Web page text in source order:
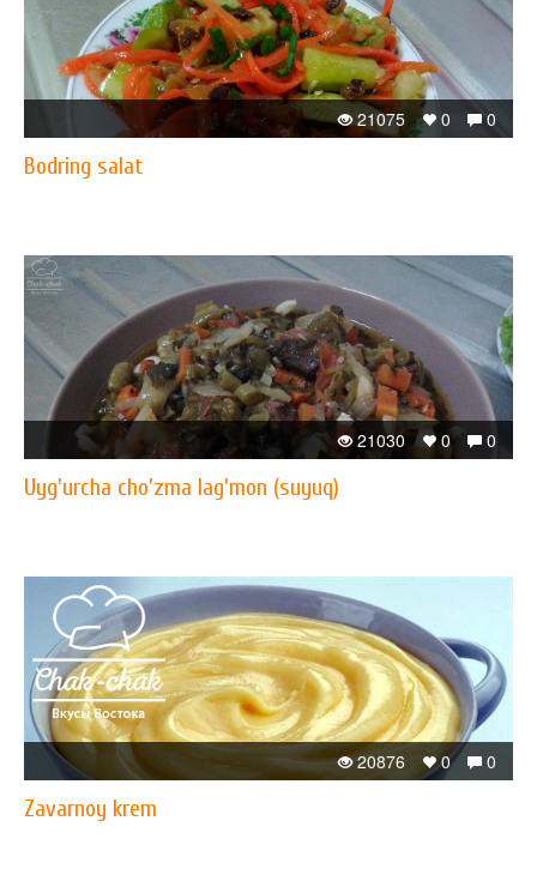
0
0
21075
Bodring salat
0
0
21030
Uyg'urcha cho'zma lag'mon (suyuq)
0
0
20876
Zavarnoy krem